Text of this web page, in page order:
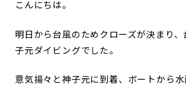
こんにちは。
明日から台風のためクローズが決まり
子元ダイビングでした。
意気揚々と神子元に到着、ボートから